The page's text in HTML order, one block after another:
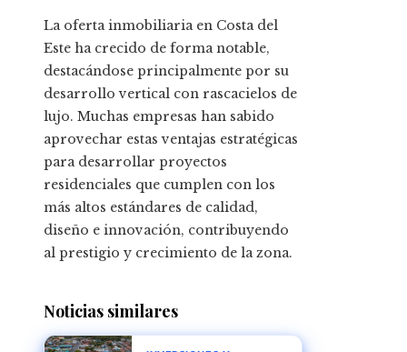
La oferta inmobiliaria en Costa del
Este ha crecido de forma notable,
destacándose principalmente por su
desarrollo vertical con rascacielos de
lujo. Muchas empresas han sabido
aprovechar estas ventajas estratégicas
para desarrollar proyectos
residenciales que cumplen con los
más altos estándares de calidad,
diseño e innovación, contribuyendo
al prestigio y crecimiento de la zona.
Noticias similares